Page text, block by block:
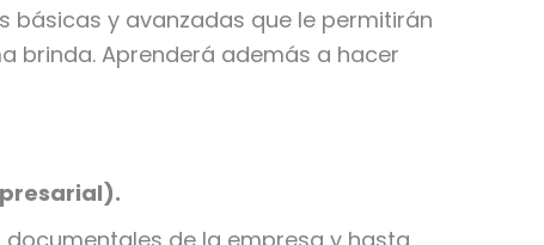
y avanzadas que le permitirán
brinda. Aprenderá además a hacer